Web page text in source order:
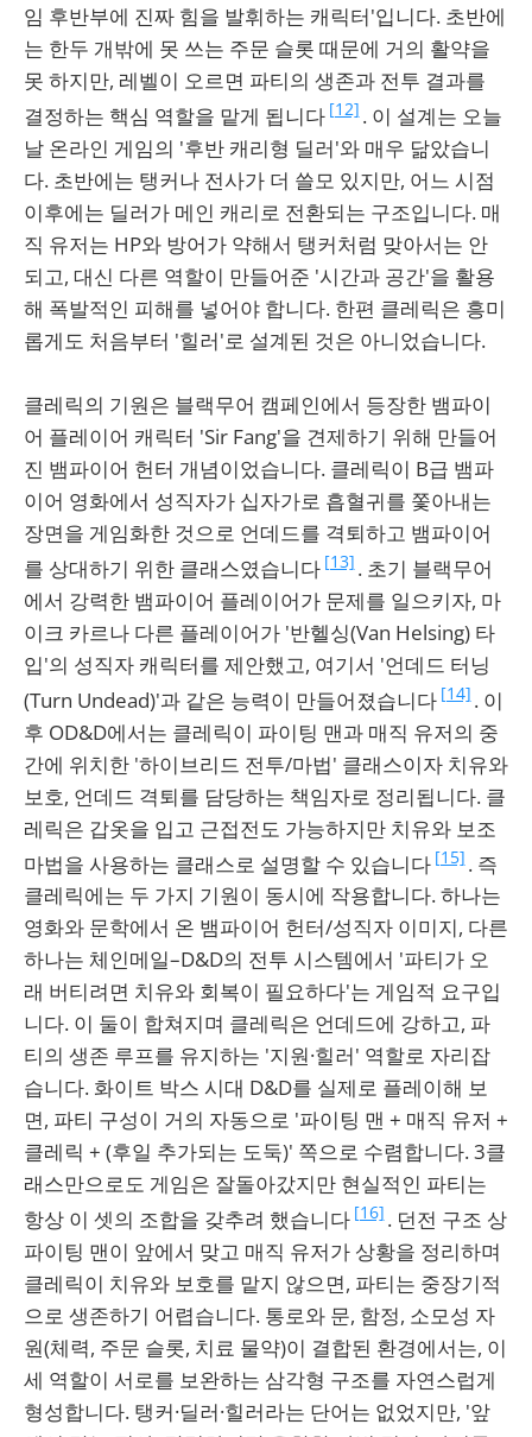
임 후반부에 진짜 힘을 발휘하는 캐릭터'입니다. 초반에
는 한두 개밖에 못 쓰는 주문 슬롯 때문에 거의 활약을
못 하지만, 레벨이 오르면 파티의 생존과 전투 결과를
결정하는 핵심 역할을 맡게 됩니다 [12] . 이 설계는 오늘
날 온라인 게임의 '후반 캐리형 딜러'와 매우 닮았습니
다. 초반에는 탱커나 전사가 더 쓸모 있지만, 어느 시점
이후에는 딜러가 메인 캐리로 전환되는 구조입니다. 매
직 유저는 HP와 방어가 약해서 탱커처럼 맞아서는 안
되고, 대신 다른 역할이 만들어준 '시간과 공간'을 활용
해 폭발적인 피해를 넣어야 합니다. 한편 클레릭은 흥미
롭게도 처음부터 '힐러'로 설계된 것은 아니었습니다.
클레릭의 기원은 블랙무어 캠페인에서 등장한 뱀파이
어 플레이어 캐릭터 'Sir Fang'을 견제하기 위해 만들어
진 뱀파이어 헌터 개념이었습니다. 클레릭이 B급 뱀파
이어 영화에서 성직자가 십자가로 흡혈귀를 쫓아내는
장면을 게임화한 것으로 언데드를 격퇴하고 뱀파이어
를 상대하기 위한 클래스였습니다 [13] . 초기 블랙무어
에서 강력한 뱀파이어 플레이어가 문제를 일으키자, 마
이크 카르나 다른 플레이어가 '반헬싱(Van Helsing) 타
입'의 성직자 캐릭터를 제안했고, 여기서 '언데드 터닝
(Turn Undead)'과 같은 능력이 만들어졌습니다 [14] . 이
후 OD&D에서는 클레릭이 파이팅 맨과 매직 유저의 중
간에 위치한 '하이브리드 전투/마법' 클래스이자 치유와
보호, 언데드 격퇴를 담당하는 책임자로 정리됩니다. 클
레릭은 갑옷을 입고 근접전도 가능하지만 치유와 보조
마법을 사용하는 클래스로 설명할 수 있습니다 [15] . 즉
클레릭에는 두 가지 기원이 동시에 작용합니다. 하나는
영화와 문학에서 온 뱀파이어 헌터/성직자 이미지, 다른
하나는 체인메일–D&D의 전투 시스템에서 '파티가 오
래 버티려면 치유와 회복이 필요하다'는 게임적 요구입
니다. 이 둘이 합쳐지며 클레릭은 언데드에 강하고, 파
티의 생존 루프를 유지하는 '지원·힐러' 역할로 자리잡
습니다. 화이트 박스 시대 D&D를 실제로 플레이해 보
면, 파티 구성이 거의 자동으로 '파이팅 맨 + 매직 유저 +
클레릭 + (후일 추가되는 도둑)' 쪽으로 수렴합니다. 3클
래스만으로도 게임은 잘돌아갔지만 현실적인 파티는
항상 이 셋의 조합을 갖추려 했습니다 [16] . 던전 구조 상
파이팅 맨이 앞에서 맞고 매직 유저가 상황을 정리하며
클레릭이 치유와 보호를 맡지 않으면, 파티는 중장기적
으로 생존하기 어렵습니다. 통로와 문, 함정, 소모성 자
원(체력, 주문 슬롯, 치료 물약)이 결합된 환경에서는, 이
세 역할이 서로를 보완하는 삼각형 구조를 자연스럽게
형성합니다. 탱커·딜러·힐러라는 단어는 없었지만, '앞